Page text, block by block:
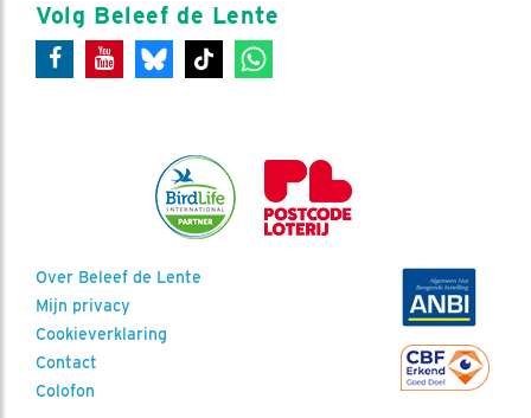
Volg Beleef de Lente
Over Beleef de Lente
Mijn privacy
Cookieverklaring
Contact
Colofon